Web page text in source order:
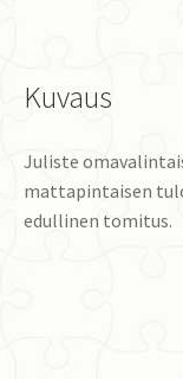
Kuvaus
Juliste
mattapintaisen
edullinen tomitus.